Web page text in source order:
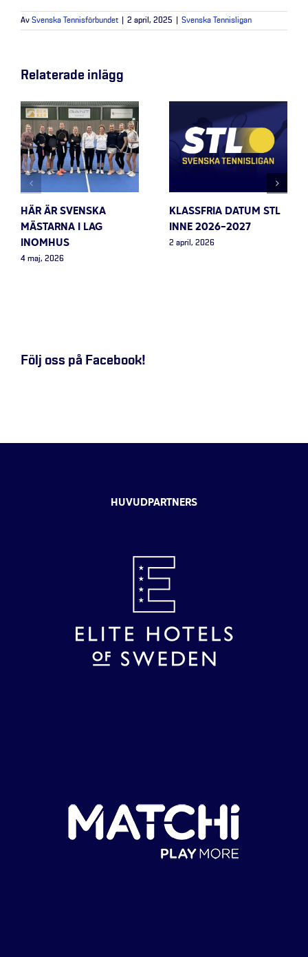
Av Svenska Tennisförbundet 2 april, 2025 Svenska Tennisligan
Relaterade inlägg
HÄR ÄR SVENSKA
MÄSTARNA I LAG
INOMHUS
4 maj, 2026
KLASSFRIA DATUM STL
INNE 2026-2027
2 april, 2026
Följ oss på Facebook!
HUVUDPARTNERS